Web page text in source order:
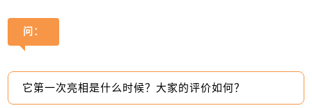
问：
它第一次亮相是什么时候？大家的评价如何？